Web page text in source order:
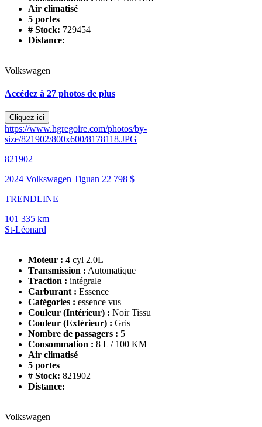
Air climatisé
5 portes
# Stock: 729454
Distance:
Volkswagen
Accédez à 27 photos de plus
Cliquez ici
https://www.hgregoire.com/photos/by-
size/821902/800x600/8178118.JPG
821902
2024 Volkswagen Tiguan 22 798 $
TRENDLINE
101 335 km
St-Léonard
Moteur : 4 cyl 2.0L
Transmission : Automatique
Traction : intégrale
Carburant : Essence
Catégories : essence vus
Couleur (Intérieur) : Noir Tissu
Couleur (Extérieur) : Gris
Nombre de passagers : 5
Consommation : 8 L / 100 KM
Air climatisé
5 portes
# Stock: 821902
Distance:
Volkswagen